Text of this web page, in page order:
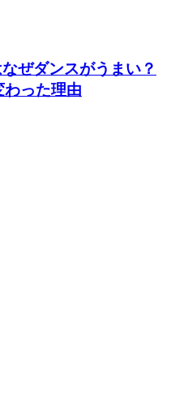
ぜダンスがうまい？
わった理由